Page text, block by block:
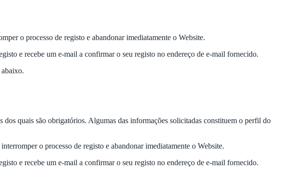
o processo de registo e abandonar imediatamente o Website.
e recebe um e-mail a confirmar o seu registo no endereço de e-mail fornecido.
quais são obrigatórios. Algumas das informações solicitadas constituem o perfil do
o processo de registo e abandonar imediatamente o Website.
e recebe um e-mail a confirmar o seu registo no endereço de e-mail fornecido.